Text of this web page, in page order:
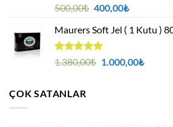
5 üzerinden
oy
aldı
500,00₺ Orijinal
500,00₺.
400,00₺Şu
fiyat:
Maurers Soft Jel ( 1 Kutu )
5 üzerinden
oy
1.380,00₺ Orijinal
1.000,00₺Şu
ÇOK SATANLAR